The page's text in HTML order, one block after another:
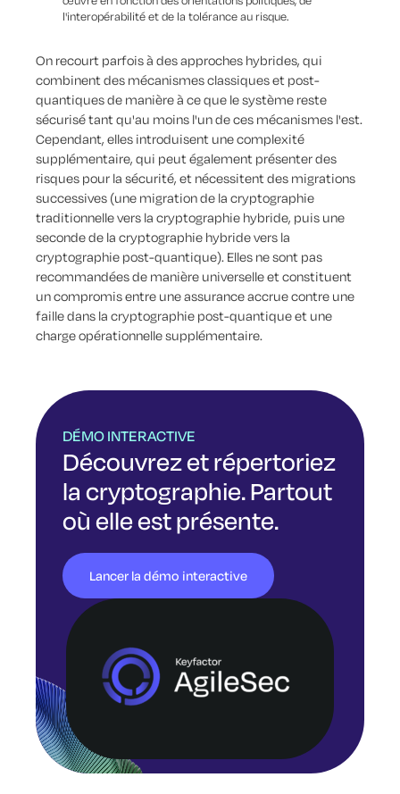
l'interopérabilité et de la tolérance au risque.
On recourt parfois à des approches hybrides, qui
combinent des mécanismes classiques et post-
quantiques de manière à ce que le système reste
sécurisé tant qu'au moins l'un de ces mécanismes l'est.
Cependant, elles introduisent une complexité
supplémentaire, qui peut également présenter des
risques pour la sécurité, et nécessitent des migrations
successives (une migration de la cryptographie
traditionnelle vers la cryptographie hybride, puis une
seconde de la cryptographie hybride vers la
cryptographie post-quantique). Elles ne sont pas
recommandées de manière universelle et constituent
un compromis entre une assurance accrue contre une
faille dans la cryptographie post-quantique et une
charge opérationnelle supplémentaire.
DÉMO INTERACTIVE
Découvrez et répertoriez
la cryptographie. Partout
où elle est présente.
Lancer la démo interactive